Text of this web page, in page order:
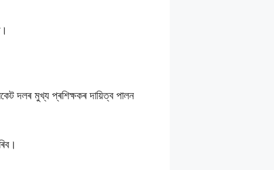
দলৰ মুখ্য প্ৰশিক্ষকৰ দায়িত্ব পালন